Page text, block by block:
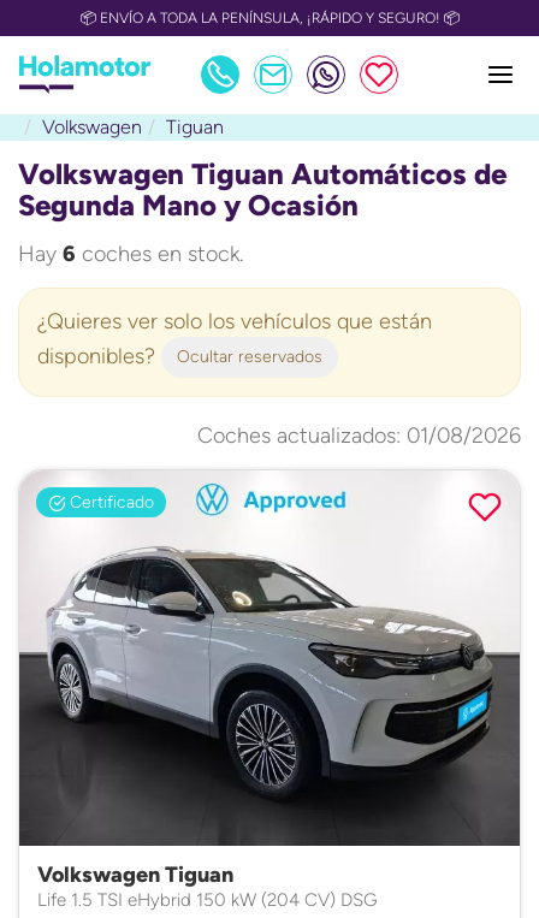
📦 ENVÍO A TODA LA PENÍNSULA, ¡RÁPIDO Y SEGURO! 📦
Volkswagen Tiguan
Volkswagen Tiguan Automáticos de
Segunda Mano y Ocasión
Hay 6 coches en stock.
¿Quieres ver solo los vehículos que están
disponibles?
Ocultar reservados
Coches actualizados: 01/08/2026
Certificado
Volkswagen Tiguan
Life 1.5 TSI eHybrid 150 kW (204 CV) DSG